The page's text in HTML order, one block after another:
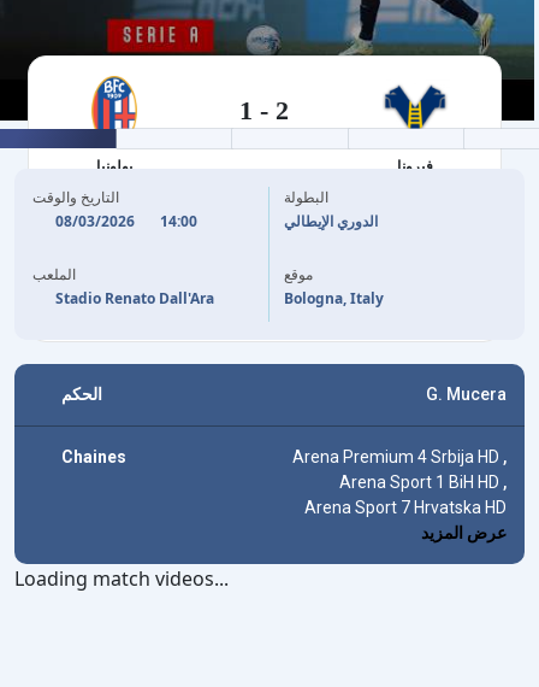
بولونيا
1 - 2
فيرونا
التاريخ والوقت
08/03/2026
14:00
الملعب
Stadio Renato Dall'Ara
البطولة
الدوري الإيطالي
موقع
Bologna, Italy
الحكم G. Mucera
Chaines Arena Premium 4 Srbija HD ,
Arena Sport 1 BiH HD ,
Arena Sport 7 Hrvatska HD
عرض المزيد
Loading match videos...